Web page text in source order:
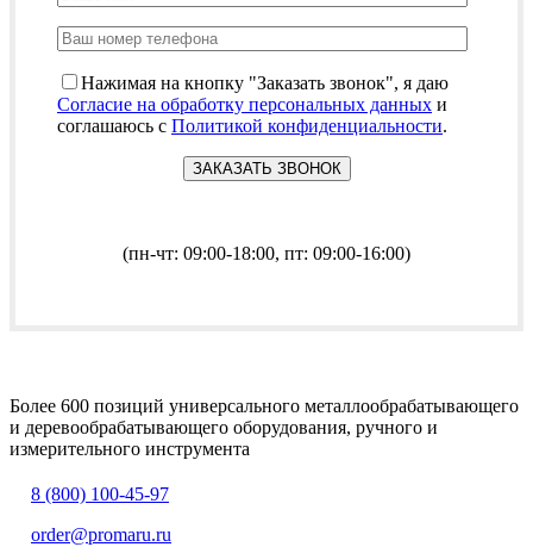
Нажимая на кнопку "Заказать звонок", я даю
Согласие на обработку персональных данных и
соглашаюсь с Политикой конфиденциальности.
(пн-чт: 09:00-18:00, пт: 09:00-16:00)
Более 600 позиций универсального металлообрабатывающего
и деревообрабатывающего оборудования, ручного и
измерительного инструмента
8 (800) 100-45-97
order@promaru.ru